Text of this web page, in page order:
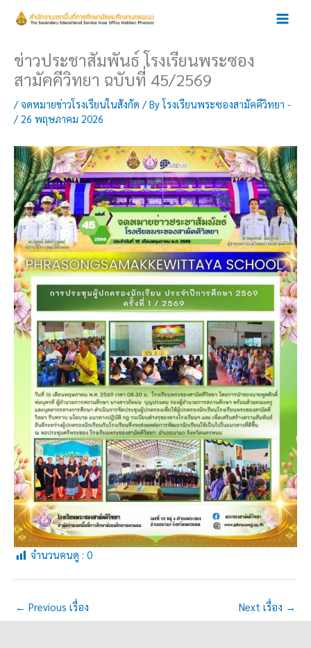
ข่าวประชาสัมพันธ์ โรงเรียนพระซอง
สามัคคีวิทยา ฉบับที่ 45/2569
/จดหมายข่าวโรงเรียนในสังกัด / Byโรงเรียนพระซองสามัคคีวิทยา -
/ 26 พฤษภาคม 2026
จำนวนคนดู : 0
← Previous เรื่อง Next เรื่อง →